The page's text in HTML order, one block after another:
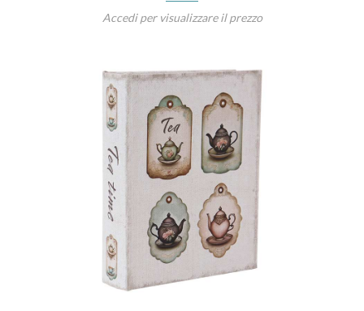
Accedi per visualizzare il prezzo